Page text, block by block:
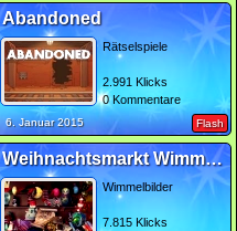
Abandoned
Rätselspiele
2.991 Klicks
0 Kommentare
6. Januar 2015 Flash
Weihnachtsmarkt Wimmelbild
Wimmelbilder
7.815 Klicks